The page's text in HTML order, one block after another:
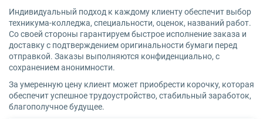
Индивидуальный подход к каждому клиенту обеспечит выбор
техникума-колледжа, специальности, оценок, названий работ.
Со своей стороны гарантируем быстрое исполнение заказа и
доставку с подтверждением оригинальности бумаги перед
отправкой. Заказы выполняются конфиденциально, с
сохранением анонимности.
За умеренную цену клиент может приобрести корочку, которая
обеспечит успешное трудоустройство, стабильный заработок,
благополучное будущее.